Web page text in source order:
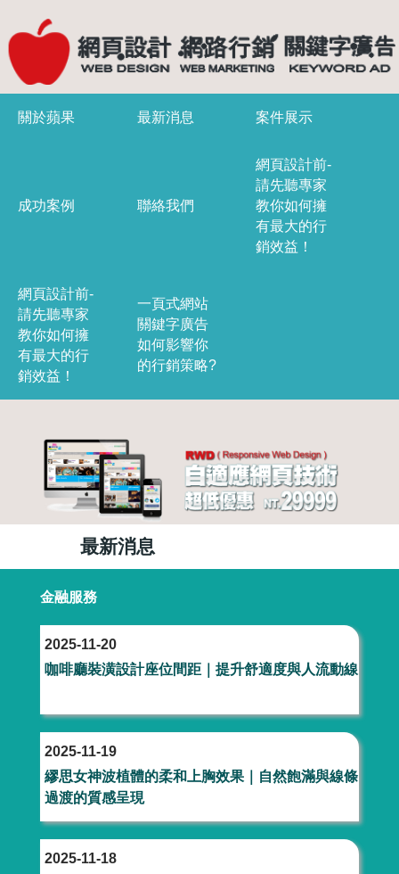
關於蘋果 最新消息 案件展示
成功案例 聯絡我們
網頁設計前-
請先聽專家
教你如何擁
有最大的行
銷效益！
網頁設計前-
請先聽專家
教你如何擁
有最大的行
銷效益！
一頁式網站
關鍵字廣告
如何影響你
的行銷策略?
最新消息
金融服務
娛樂經紀
美食推薦 旅遊 設計 八大
網路行銷 最新優惠
金融服務
2025-11-20
咖啡廳裝潢設計座位間距｜提升舒適度與人流動線
2025-11-19
繆思女神波植體的柔和上胸效果｜自然飽滿與線條
過渡的質感呈現
2025-11-18